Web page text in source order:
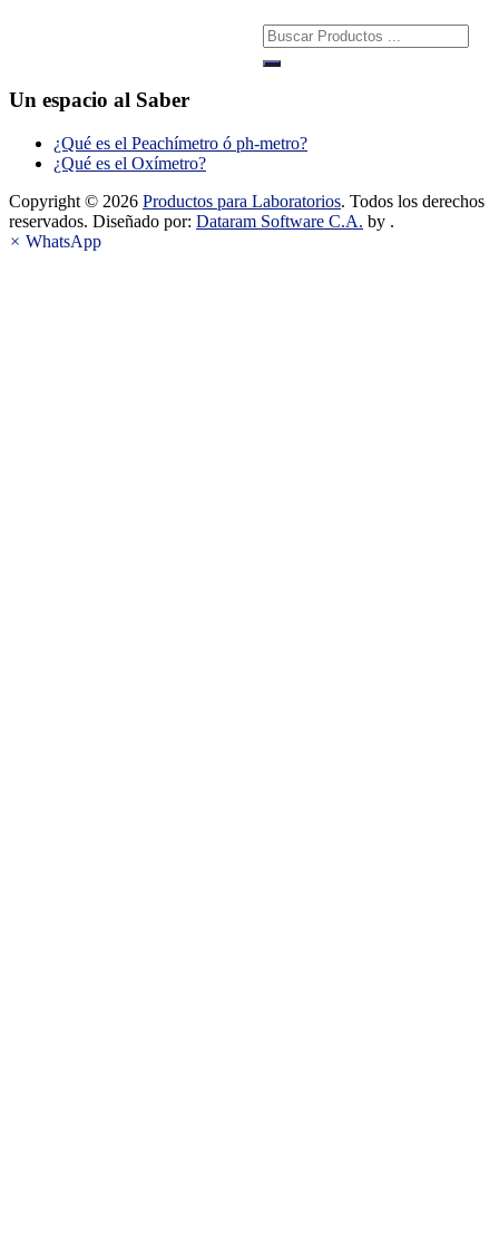
Buscar:
Un espacio al Saber
¿Qué es el Peachímetro ó ph-metro?
¿Qué es el Oxímetro?
Copyright © 2026 Productos para Laboratorios. Todos los derechos
reservados. Diseñado por: Dataram Software C.A. by .
× WhatsApp